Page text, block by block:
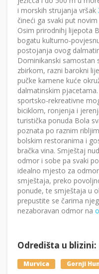
i morskih strujanja vršak
čineći ga svaki put
Osim prirodnihj lijepota
bogatu kulturno-
postojanja ovog
Dominikanski
zbirkom, razni barokni
pučke kamene kuće
dalmatinskim
sportsko-rekreativne
biciklom, ronjenja i
turistička ponuda Bola
poznata po raznim
bolskim restoranima i
bračka vina. Smještaj
odmor i sobe pa svaki
idealno mjesto za
smještaja, preko
ponude, te smještaja u
prepustite se čarima
nezaboravan odmor na
Odredišta u blizini:
Murvica Gornji